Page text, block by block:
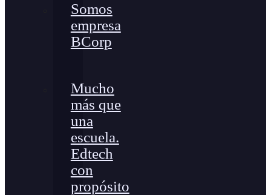
Somos
empresa
BCorp
Mucho
más que
una
escuela.
Edtech
con
propósito